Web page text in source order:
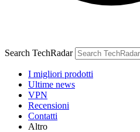
Search TechRadar
I migliori prodotti
Ultime news
VPN
Recensioni
Contatti
Altro